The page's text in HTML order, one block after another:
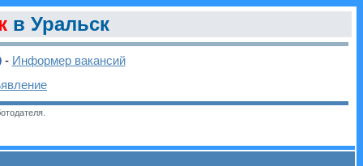
в Уральск
- Информер вакансий